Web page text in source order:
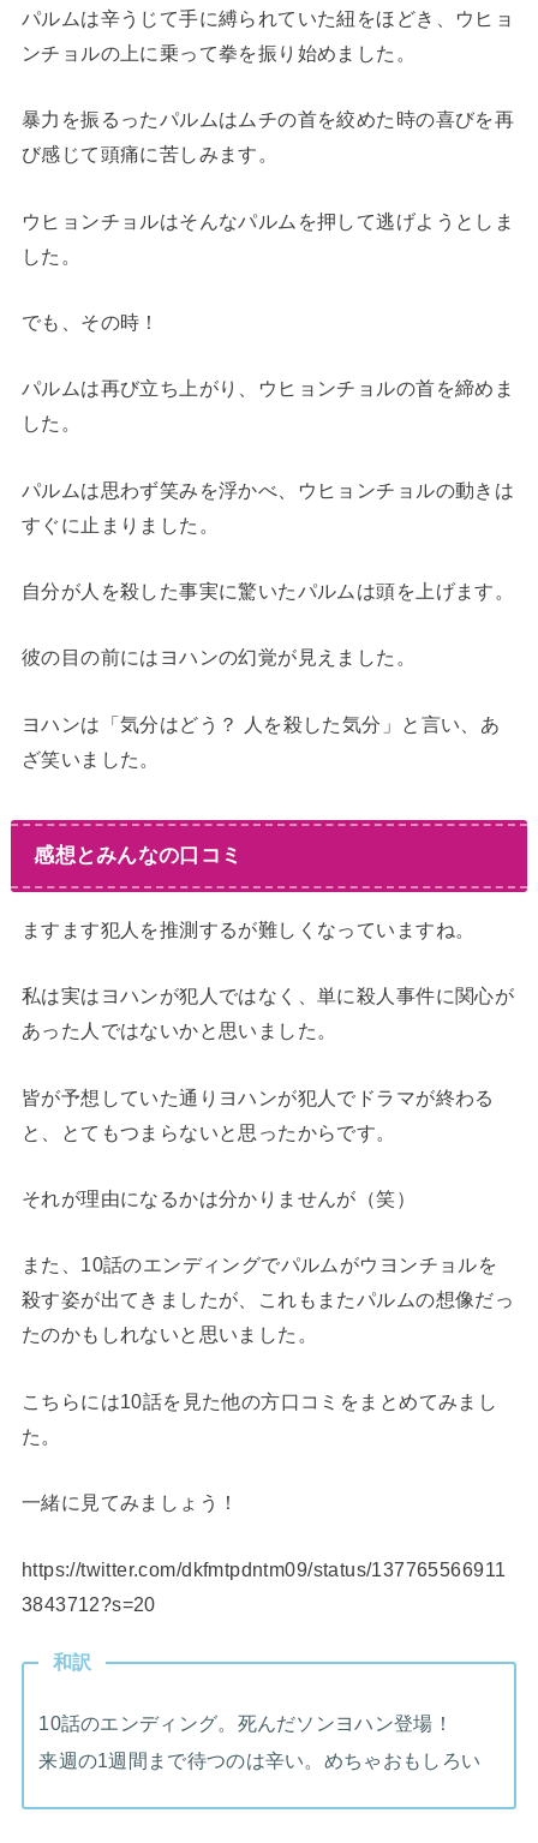
パルムは辛うじて手に縛られていた紐をほどき、ウヒョ
ンチョルの上に乗って拳を振り始めました。
暴力を振るったパルムはムチの首を絞めた時の喜びを再
び感じて頭痛に苦しみます。
ウヒョンチョルはそんなパルムを押して逃げようとしま
した。
でも、その時！
パルムは再び立ち上がり、ウヒョンチョルの首を締めま
した。
パルムは思わず笑みを浮かべ、ウヒョンチョルの動きは
すぐに止まりました。
自分が人を殺した事実に驚いたパルムは頭を上げます。
彼の目の前にはヨハンの幻覚が見えました。
ヨハンは「気分はどう？ 人を殺した気分」と言い、あ
ざ笑いました。
感想とみんなの口コミ
ますます犯人を推測するが難しくなっていますね。
私は実はヨハンが犯人ではなく、単に殺人事件に関心が
あった人ではないかと思いました。
皆が予想していた通りヨハンが犯人でドラマが終わる
と、とてもつまらないと思ったからです。
それが理由になるかは分かりませんが（笑）
また、10話のエンディングでパルムがウヨンチョルを
殺す姿が出てきましたが、これもまたパルムの想像だっ
たのかもしれないと思いました。
こちらには10話を見た他の方口コミをまとめてみまし
た。
一緒に見てみましょう！
https://twitter.com/dkfmtpdntm09/status/137765566911
3843712?s=20
和訳
10話のエンディング。死んだソンヨハン登場！
来週の1週間まで待つのは辛い。めちゃおもしろい